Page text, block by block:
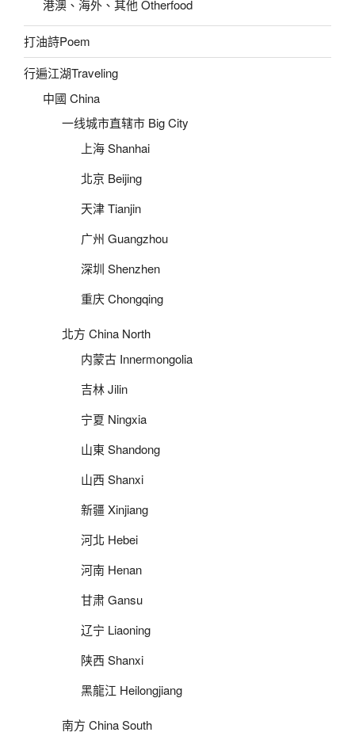
港澳、海外、其他 Otherfood
打油詩Poem
行遍江湖Traveling
中國 China
一线城市直辖市 Big City
上海 Shanhai
北京 Beijing
天津 Tianjin
广州 Guangzhou
深圳 Shenzhen
重庆 Chongqing
北方 China North
内蒙古 Innermongolia
吉林 Jilin
宁夏 Ningxia
山東 Shandong
山西 Shanxi
新疆 Xinjiang
河北 Hebei
河南 Henan
甘肃 Gansu
辽宁 Liaoning
陕西 Shanxi
黑龍江 Heilongjiang
南方 China South